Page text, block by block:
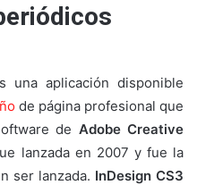
una aplicación disponible
de página profesional que
de Adobe Creative
lanzada en 2007 y fue la
ser lanzada. InDesign CS3